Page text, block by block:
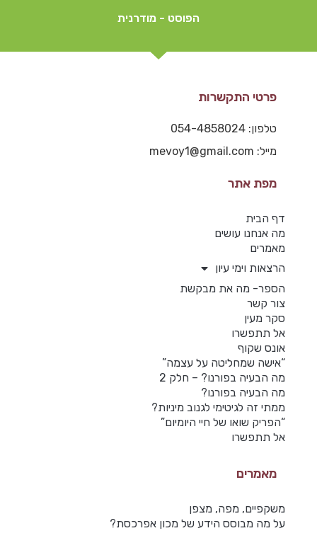
הפוסט - מודרנית
פרטי התקשרות
טלפון: 054-4858024
מייל: mevoy1@gmail.com
מפת אתר
דף הבית
מה אנחנו עושים
מאמרים
הרצאות וימי עיון
הספר- מה את מבקשת
צור קשר
סקר מעין
אל תתפשרו
אונס שקוף
“אישה שמחליטה על עצמה”
מה הבעיה בפורנו? – חלק 2
מה הבעיה בפורנו?
ממתי זה לגיטימי לגנוב מיניות?
“הפריק שואו של חיי היומיום”
אל תתפשרו
מאמרים
משקפיים, מפה, מצפן
על מה מבוסס הידע של מכון אפרכסת?